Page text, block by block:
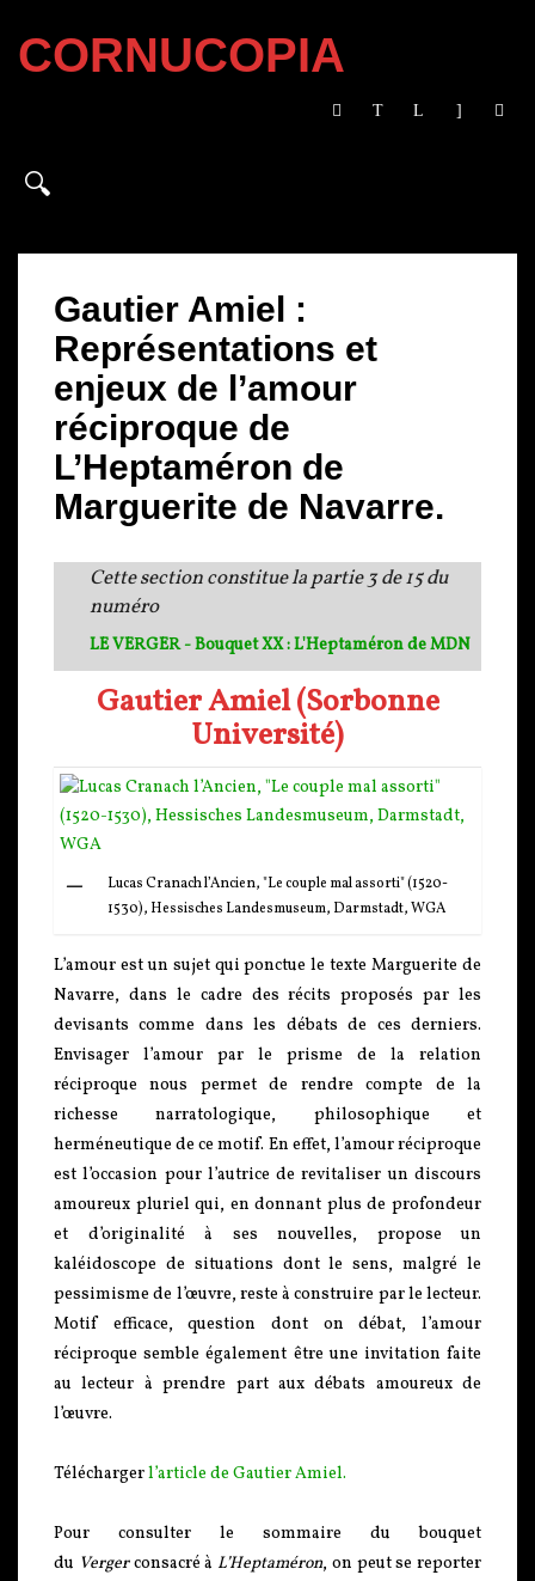
CORNUCOPIA
Gautier Amiel :
Représentations et
enjeux de l’amour
réciproque de
L’Heptaméron de
Marguerite de Navarre.
Cette section constitue la partie 3 de 15 du
numéro
LE VERGER - Bouquet XX : L'Heptaméron de MDN
Gautier Amiel (Sorbonne
Université)
Lucas Cranach l’Ancien, "Le couple mal assorti" (1520-
1530), Hessisches Landesmuseum, Darmstadt, WGA
L’amour est un sujet qui ponctue le texte Marguerite de
Navarre, dans le cadre des récits proposés par les
devisants comme dans les débats de ces derniers.
Envisager l’amour par le prisme de la relation
réciproque nous permet de rendre compte de la
richesse narratologique, philosophique et
herméneutique de ce motif. En effet, l’amour réciproque
est l’occasion pour l’autrice de revitaliser un discours
amoureux pluriel qui, en donnant plus de profondeur
et d’originalité à ses nouvelles, propose un
kaléidoscope de situations dont le sens, malgré le
pessimisme de l’œuvre, reste à construire par le lecteur.
Motif efficace, question dont on débat, l’amour
réciproque semble également être une invitation faite
au lecteur à prendre part aux débats amoureux de
l’œuvre.
Téléchargerl’article de Gautier Amiel.
Pour consulter le sommaire du bouquet
du Vergerconsacré à L’Heptaméron, on peut se reporter